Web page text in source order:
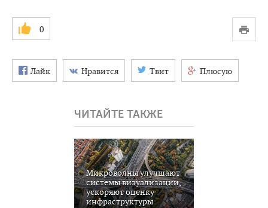
0
Лайк Нравится Твит Плюсую
ЧИТАЙТЕ ТАКЖЕ
Микроволны улучшают
системы визуализации,
ускоряют оценку
инфраструктуры